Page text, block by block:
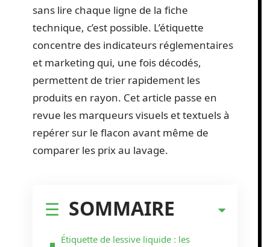
sans lire chaque ligne de la fiche
technique, c’est possible. L’étiquette
concentre des indicateurs réglementaires
et marketing qui, une fois décodés,
permettent de trier rapidement les
produits en rayon. Cet article passe en
revue les marqueurs visuels et textuels à
repérer sur le flacon avant même de
comparer les prix au lavage.
SOMMAIRE
Étiquette de lessive liquide : les